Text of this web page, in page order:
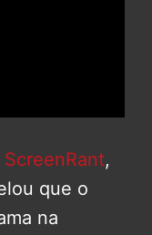
ScreenRant,
que o
na